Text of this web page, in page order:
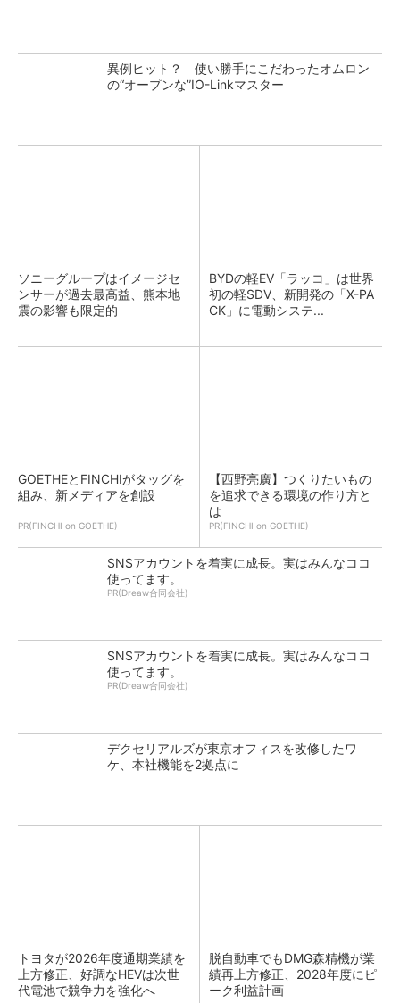
異例ヒット？ 使い勝手にこだわったオムロン
の“オープンな”IO-Linkマスター
ソニーグループはイメージセ
ンサーが過去最高益、熊本地
震の影響も限定的
BYDの軽EV「ラッコ」は世界
初の軽SDV、新開発の「X-PA
CK」に電動システ...
GOETHEとFINCHIがタッグを
組み、新メディアを創設
PR(FINCHI on GOETHE)
【西野亮廣】つくりたいもの
を追求できる環境の作り方と
は
PR(FINCHI on GOETHE)
SNSアカウントを着実に成長。実はみんなココ
使ってます。
PR(Dreaw合同会社)
SNSアカウントを着実に成長。実はみんなココ
使ってます。
PR(Dreaw合同会社)
デクセリアルズが東京オフィスを改修したワ
ケ、本社機能を2拠点に
トヨタが2026年度通期業績を
上方修正、好調なHEVは次世
代電池で競争力を強化へ
脱自動車でもDMG森精機が業
績再上方修正、2028年度にピ
ーク利益計画